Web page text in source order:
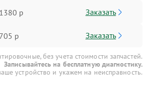
р Заказать
р Заказать
без учета стоимости запчастей.
Записывайтесь на бесплатную диагностику.
устройство и укажем на неисправность.